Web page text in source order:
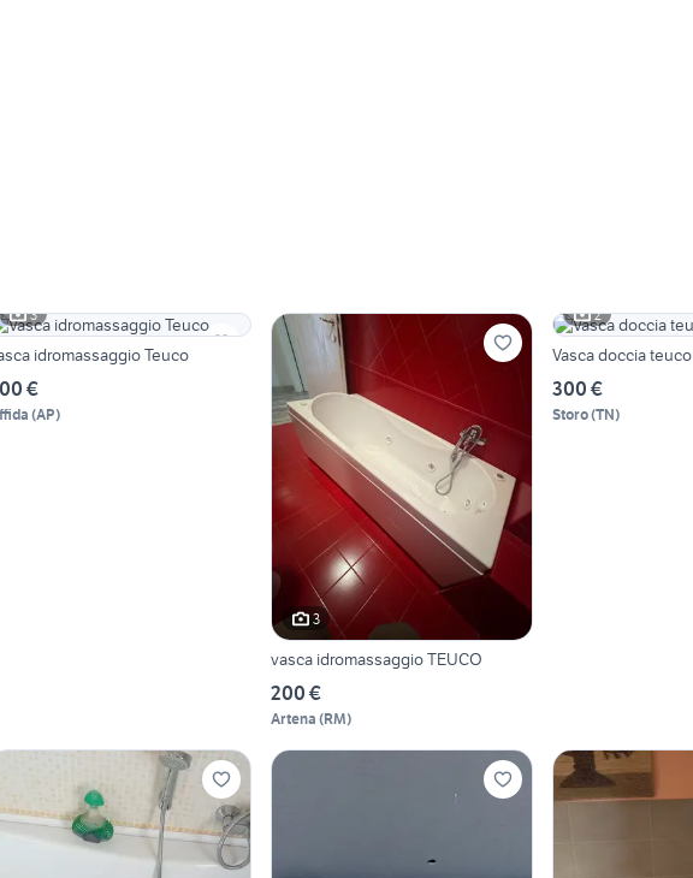
3
idromassaggio Teuco
€
(AP)
3
vasca idromassaggio TEUCO
200 €
Artena (RM)
2
Vasca doccia teuco
300 €
Storo(TN)